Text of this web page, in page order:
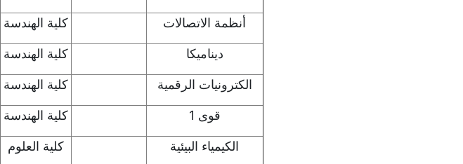
أنظمة الاتصالات كلية الهندسة
ديناميكا كلية الهندسة
الكترونيات الرقمية كلية الهندسة
قوى 1 كلية الهندسة
الكيمياء البيئية كلية العلوم